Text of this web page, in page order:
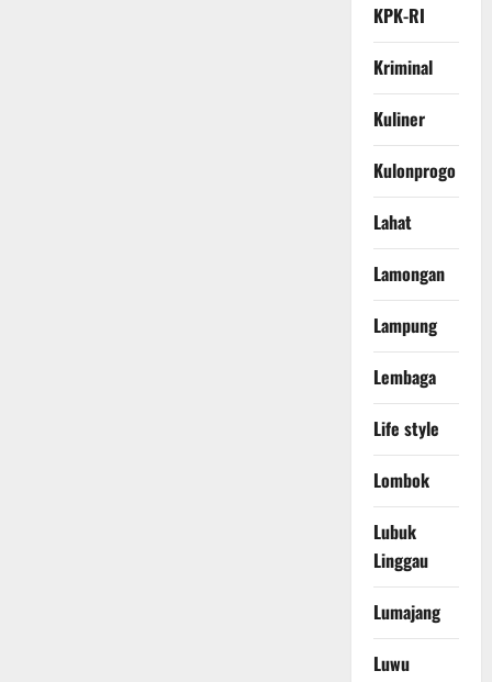
KPK-RI
Kriminal
Kuliner
Kulonprogo
Lahat
Lamongan
Lampung
Lembaga
Life style
Lombok
Lubuk
Linggau
Lumajang
Luwu